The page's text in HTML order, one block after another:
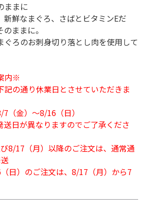
ままに
新鮮なまぐろ、さばとビタミンEだ
ままに。
ぐろのお刺身切り落とし肉を使用して
内※
記の通り休業日とさせていただきま
（金）～8/16（日）
送日が異なりますのでご了承くださ
8/17（月）以降のご注文は、通常通
日）のご注文は、8/17（月）から7